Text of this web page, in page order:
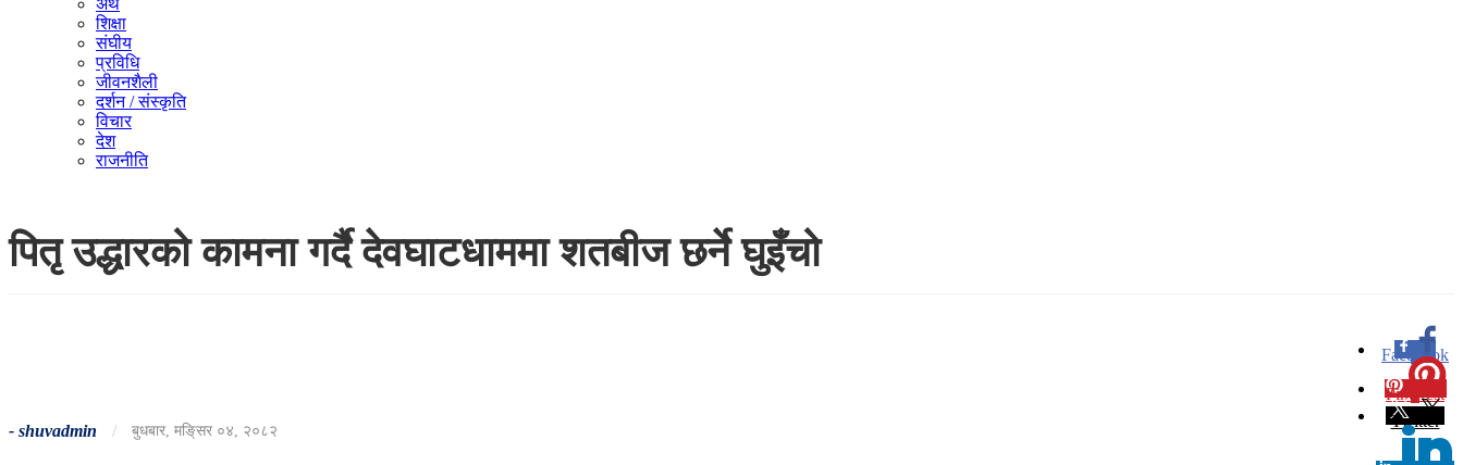
अर्थ
शिक्षा
संघीय
प्रविधि
जीवनशैली
दर्शन / संस्कृति
विचार
देश
राजनीति
पितृ उद्धारको कामना गर्दै देवघाटधाममा शतबीज छर्ने घुइँचो
- shuvadmin / बुधबार, मङि्सर ०४, २०८२
Facebook
0
Pinterest
Twitter